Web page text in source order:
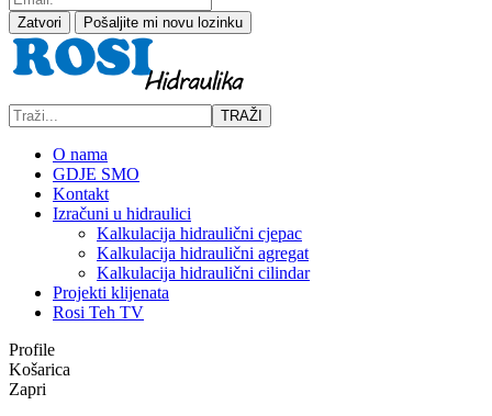
Zatvori Pošaljite mi novu lozinku
TRAŽI
O nama
GDJE SMO
Kontakt
Izračuni u hidraulici
Kalkulacija hidraulični cjepac
Kalkulacija hidraulični agregat
Kalkulacija hidraulični cilindar
Projekti klijenata
Rosi Teh TV
Profile
Košarica
Zapri